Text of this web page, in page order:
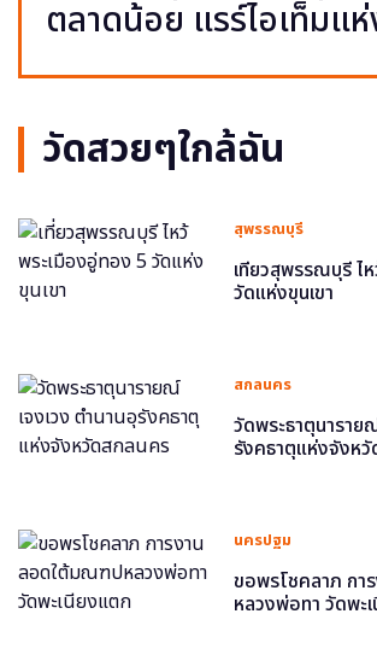
ตลาดน้อย แรร์ไอเท็มแ
วัดสวยๆใกล้ฉัน
สุพรรณบุรี
เที่ยวสุพรรณบุรี ไ
วัดแห่งขุนเขา
สกลนคร
วัดพระธาตุนาราย
รังคธาตุแห่งจังห
นครปฐม
ขอพรโชคลาภ ก
หลวงพ่อทา วัดพะ